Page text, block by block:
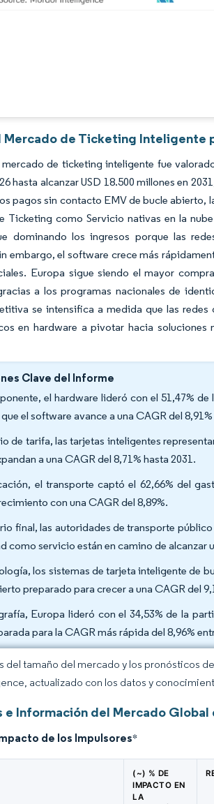
Mercado de Ticketing Inteligente
de ticketing inteligente fue
hasta alcanzar USD 18.500 millones en
pagos sin contacto EMV de bucle
Ticketing como Servicio nativas en la
dominando los ingresos porque las
embargo, el software crece más
Europa sigue siendo el mayor
a los programas nacionales de
se intensifica a medida que las
en hardware a pivotar hacia
Clave del Informe
el hardware lideró con el 51,47%
el software avance a una CAGR del
de tarifa, las tarjetas inteligentes
a una CAGR del 8,71% hasta 2031.
el transporte captó el 62,66% del
con una CAGR del 8,89%.
final, las autoridades de transporte
como servicio están en camino de alcanzar
los sistemas de tarjeta inteligente de
preparado para crecer a una CAGR del
Europa lideró con el 34,53% de la
para la CAGR más rápida del 8,96%
del tamaño del mercado y los pronósticos
actualizado con los datos y
e Información del Mercado
de los Impulsores*
(~) % DE
IMPACTO EN
LA